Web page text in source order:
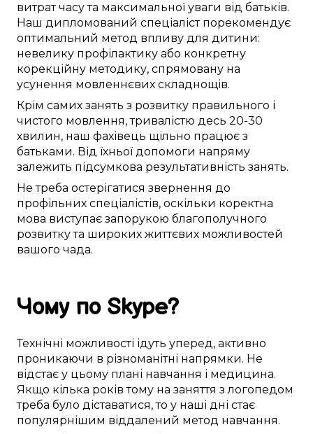
витрат часута максимальної уваги від батьків.
Наш дипломований спеціаліст порекомендує
оптимальний метод впливу для дитини:
невелику профілактику або конкретну
корекційну методику, спрямовану на
усунення мовленнєвих складнощів.
Крім самих занять з розвитку правильного і
чистого мовлення,тривалістю десь 20-30
хвилин, наш фахівець щільно працює з
батьками. Від їхньої допомоги напряму
залежить підсумкова результативність занять.
Нетреба остерігатися звернення до
профільних спеціалістів, оскільки коректна
мова виступає запорукою благополучного
розвитку та широких життєвих можливостей
вашого чада.
Чому по Skype?
Технічні можливості ідуть уперед, активно
проникаючи в різноманітні напрямки. Не
відстає у цьому плані навчання і медицина.
Якщо кілька років тому на заняття з логопедом
треба було діставатися, то у наші дні стає
популярнішим віддалений метод навчання.